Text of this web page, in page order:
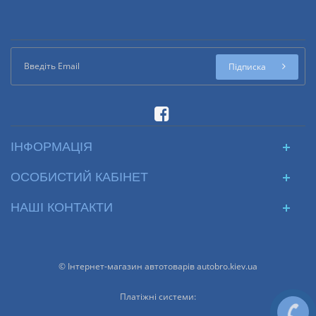
Підписка
ІНФОРМАЦІЯ
ОСОБИСТИЙ КАБІНЕТ
НАШІ КОНТАКТИ
© Інтернет-магазин автотоварів autobro.kiev.ua
Платіжні системи: